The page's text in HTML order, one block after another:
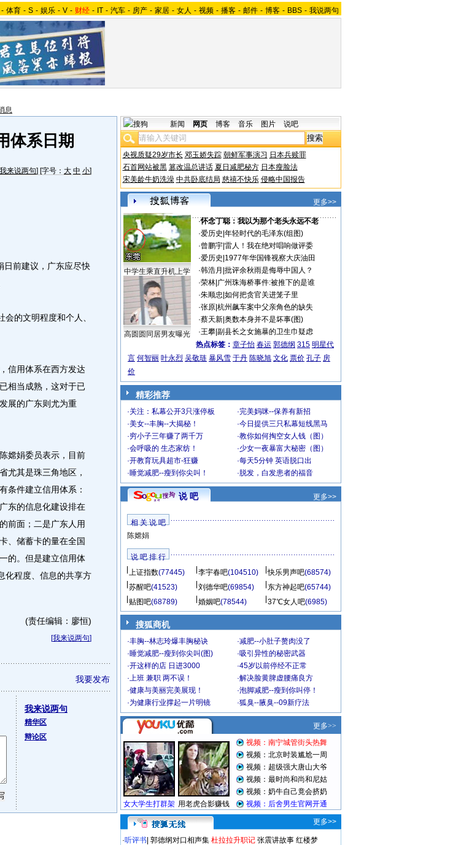
- 体育 - S - 娱乐 - V - 财经 - IT - 汽车 - 房产 - 家居 - 女人 - 视频 - 播客 - 邮件 - 博客 - BBS - 我说两句
息
体系日期
我来说两句] [字号： 大 中 小]
前建议，广东应尽快
的文明程度和个人、
信用体系在西方发达
相当成熟，这对于已
展的广东则尤为重
娟委员表示，目前
尤其是珠三角地区，
条件建立信用体系：
东的信息化建设排在
前面；二是广东人用
、储蓄卡的量在全国
的。但是建立信用体
化程度、信息的共享方
(责任编辑：廖恒)
[我来说两句]
我要发布
我来说两句
精华区
辩论区
新闻 网页 博客 音乐 图片 说吧
央视质疑29岁市长 邓玉娇失踪 朝鲜军事演习 日本兵赎罪
石首网站被黑 篡改温总讲话 夏日减肥秘方 日本瘦脸法
宋美龄牛奶洗澡 中共卧底结局 慈禧不快乐 侵略中国报告
更多>>
中学生乘直升机上学
高圆圆同居男友曝光
·怀念丁聪：我以为那个老头永远不老
·爱历史 年轻时代的毛泽东(组图)
·曾鹏宇| 雷人！我在绝对唱响做评委
·爱历史 1977年华国锋视察大庆油田
·韩浩月 批评余秋雨是侮辱中国人？
·荣林| 广州珠海桥事件:被推下的是谁
·朱顺忠 如何把贪官关进笼子里
·张原| 杭州飙车案中父亲角色的缺失
·蔡天新| 奥数本身并不是坏事(图)
·王攀| 副县长之女施暴的卫生巾疑虑
热点标签： 章子怡 春运 郭德纲 315 明星代
言 何智丽 叶永烈 吴敬琏 暴风雪 于丹 陈晓旭 文化 票价 孔子 房
价
精彩推荐
·关注：私幕公开3只涨停板 ·完美妈咪--保养有新招
·美女--丰胸--大揭秘！ ·今日提供三只私幕短线黑马
·穷小子三年赚了两千万 ·教你如何掏空女人钱（图）
·会呼吸的 生态家纺！ ·少女一夜暴富大秘密（图）
·开教育玩具超市-狂赚 ·每天5分钟 英语脱口出
·睡觉减肥--瘦到你尖叫！ · 脱发，白发患者的福音
说 吧 更多>>
相 关 说 吧
陈嫦娟
说 吧 排 行
上证指数(77445) 李宇春吧(104510) 快乐男声吧(68574)
苏醒吧(41523) 刘德华吧(69854) 东方神起吧(65744)
贴图吧(68789) 婚姻吧(78544) 37℃女人吧(6985)
搜狐商机
·丰胸--林志玲爆丰胸秘诀 ·减肥--小肚子赘肉没了
·睡觉减肥--瘦到你尖叫(图) ·吸引异性的秘密武器
·开这样的店 日进3000 ·45岁以前停经不正常
·上班 兼职 两不误！ ·解决脸黄脾虚腰痛良方
·健康与美丽完美展现！ ·泡脚减肥--瘦到你叫停！
·为健康行业撑起一片明镜 ·狐臭--腋臭--09新疗法
更多>>
·听评书 郭德纲对口相声集 杜拉拉升职记 张震讲故事 红楼梦